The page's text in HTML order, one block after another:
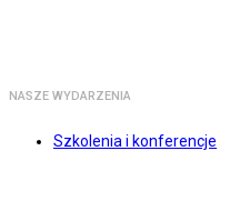
NASZE WYDARZENIA
Szkolenia i konferencje